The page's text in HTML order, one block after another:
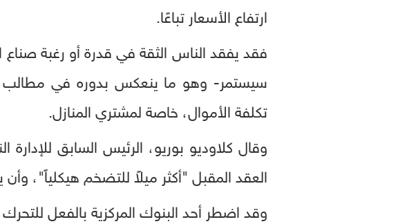
ارتفاع الأسعار تباعًا.
فقد يفقد الناس الثقة في قدرة أو رغبة
سيستمر- وهو ما ينعكس بدوره في مطالب
تكلفة الأموال، خاصة لمشتري المنازل.
وقال كلاوديو بوريو، الرئيس السابق
العقد المقبل "أكثر ميلاً للتضخم هيكلياً"،
وقد اضطر أحد البنوك المركزية بالفعل